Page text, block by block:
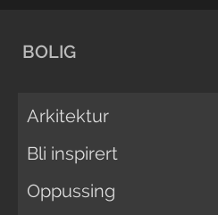
BOLIG
Arkitektur
Bli inspirert
Oppussing